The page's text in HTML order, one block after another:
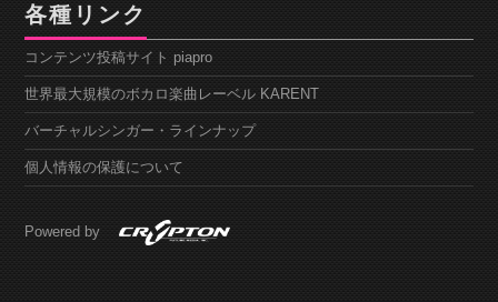
各種リンク
コンテンツ投稿サイト piapro
世界最大規模のボカロ楽曲レーベル KARENT
バーチャルシンガー・ラインナップ
個人情報の保護について
Powered by